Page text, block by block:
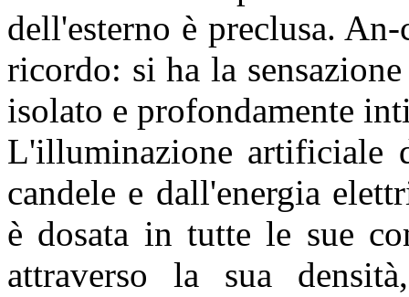
dell'esterno è preclusa.
ricordo: si ha la
isolato e profondamente
L'illuminazione artificiale
candele e dall'energia
è dosata in tutte le sue
attraverso la sua